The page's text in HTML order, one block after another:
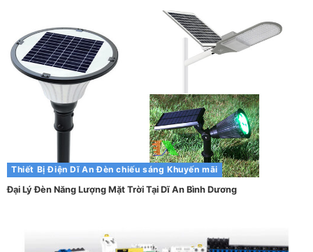
Thiết Bị Điện Dĩ An Đèn chiếu sáng Khuyến mãi
Đại Lý Đèn Năng Lượng Mặt Trời Tại Dĩ An Bình Dương